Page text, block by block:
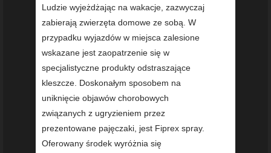
Ludzie wyjeżdżając na wakacje, zazwyczaj
zabierają zwierzęta domowe ze sobą. W
przypadku wyjazdów w miejsca zalesione
wskazane jest zaopatrzenie się w
specjalistyczne produkty odstraszające
kleszcze. Doskonałym sposobem na
uniknięcie objawów chorobowych
związanych z ugryzieniem przez
prezentowane pajęczaki, jest Fiprex spray.
Oferowany środek wyróżnia się